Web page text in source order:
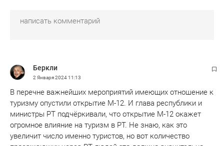
Беркли
2 Января 202411:13
В перечне важнейших мероприятий имеющих отношение к
туризму опустили открытие М-12. И глава республики и
министры РТ подчёркивали, что открытие М-12 окажет
огромное влияние на туризм в РТ. Не знаю, как это
увеличит число именно туристов, но вот количество